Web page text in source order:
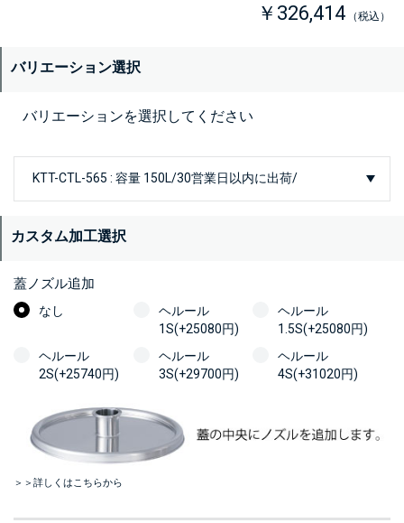
￥326,414 （税込）
バリエーション選択
バリエーションを選択してください
カスタム加工選択
蓋ノズル追加
なし
ヘルール
1S(+25080円)
ヘルール
1.5S(+25080円)
ヘルール
2S(+25740円)
ヘルール
3S(+29700円)
ヘルール
4S(+31020円)
＞＞詳しくはこちらから